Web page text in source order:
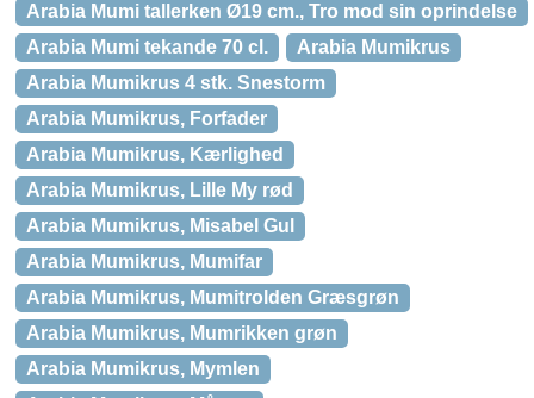
Arabia Mumi tallerken Ø19 cm., Tro mod sin oprindelse
Arabia Mumi tekande 70 cl.
Arabia Mumikrus
Arabia Mumikrus 4 stk. Snestorm
Arabia Mumikrus, Forfader
Arabia Mumikrus, Kærlighed
Arabia Mumikrus, Lille My rød
Arabia Mumikrus, Misabel Gul
Arabia Mumikrus, Mumifar
Arabia Mumikrus, Mumitrolden Græsgrøn
Arabia Mumikrus, Mumrikken grøn
Arabia Mumikrus, Mymlen